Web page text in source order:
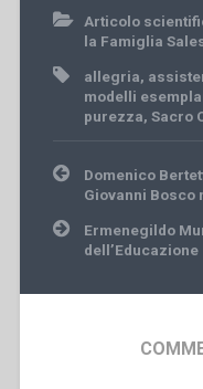
Articolo
la Famiglia
allegria,
modelli
purezza, Sacro
Post
navigation
Domenico
Giovanni Bosco
Ermenegildo
dell’Educazione